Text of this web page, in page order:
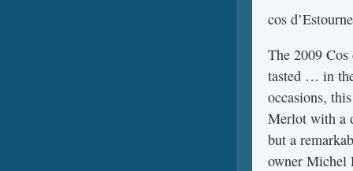
cos
The 2009 Cos
tasted … in
occasions,
Merlot with a
but a
owner Michel